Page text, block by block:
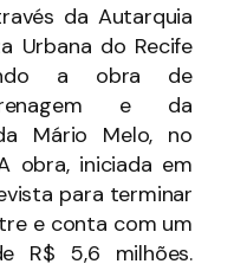
da Autarquia
Urbana do Recife
a obra de
e da
Mário Melo, no
obra, iniciada em
para terminar
e conta com um
R$ 5,6 milhões.